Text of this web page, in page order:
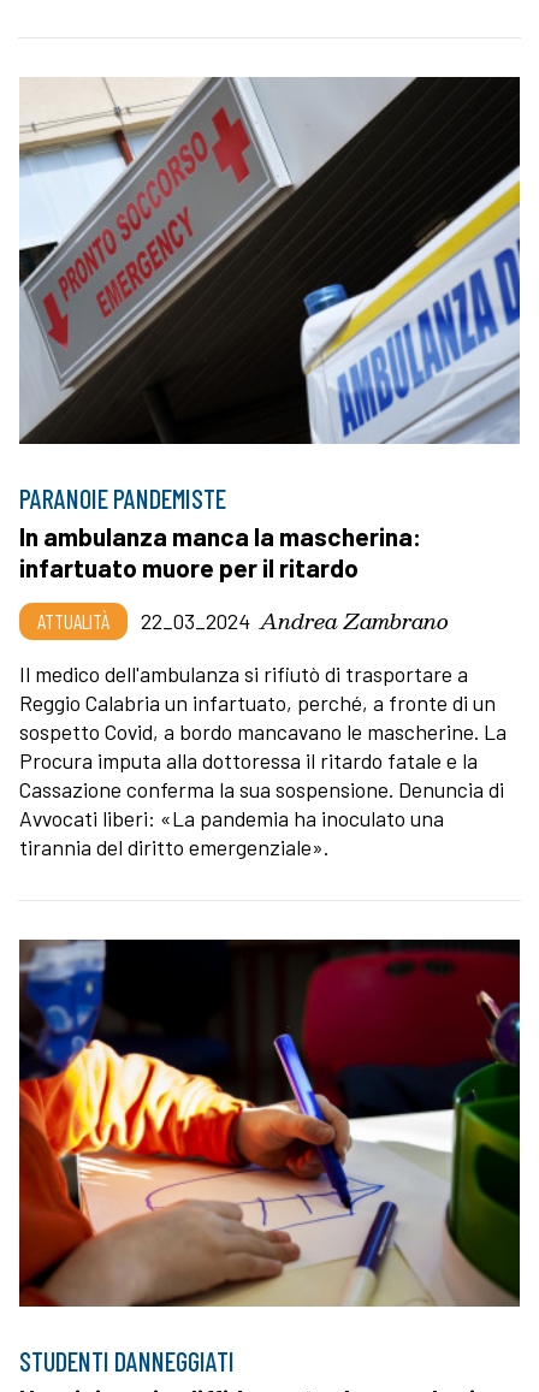
PARANOIE PANDEMISTE
In ambulanza manca la mascherina:
infartuato muore per il ritardo
ATTUALITÀ 22_03_2024 Andrea Zambrano
Il medico dell'ambulanza si rifiutò di trasportare a
Reggio Calabria un infartuato, perché, a fronte di un
sospetto Covid, a bordo mancavano le mascherine. La
Procura imputa alla dottoressa il ritardo fatale e la
Cassazione conferma la sua sospensione. Denuncia di
Avvocati liberi: «La pandemia ha inoculato una
tirannia del diritto emergenziale».
STUDENTI DANNEGGIATI